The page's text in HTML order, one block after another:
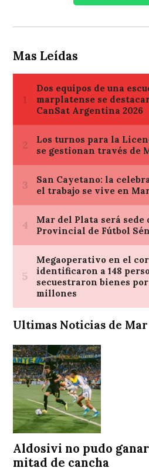
Mas Leídas
Ultimas Noticias de
Aldosivi no pudo
mitad de cancha